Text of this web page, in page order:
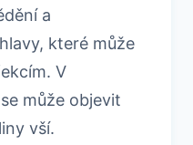
a
které může
V
může objevit
vší.